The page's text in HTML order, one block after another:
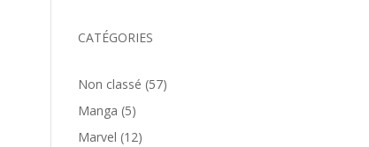
CATÉGORIES
Non classé 5757
Manga 55
produits
Marvel 1212